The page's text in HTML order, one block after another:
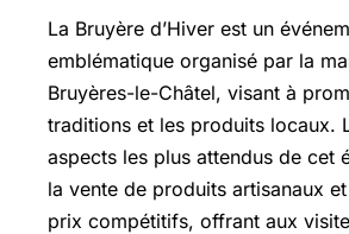
La Bruyère d’Hiver est un
emblématique organisé par la
Bruyères-le-Châtel, visant à
traditions et les produits locaux.
aspects les plus attendus de cet
la vente de produits artisanaux
prix compétitifs, offrant aux